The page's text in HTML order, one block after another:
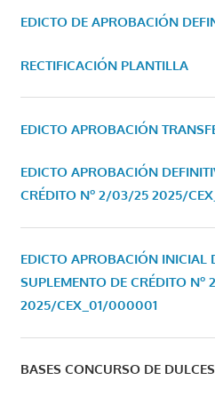
EDICTO DE APROBACIÓN
RECTIFICACIÓN PLANTILLA
EDICTO APROBACIÓN
EDICTO APROBACIÓN
CRÉDITO Nº 2/03/25 2025/
EDICTO APROBACIÓN INICIAL
SUPLEMENTO DE CRÉDITO
2025/CEX_01/000001
BASES CONCURSO DE